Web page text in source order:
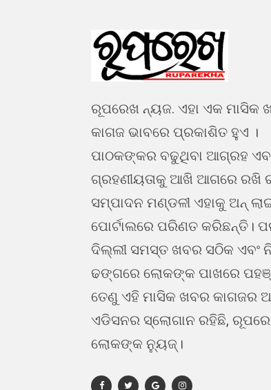
ରୂପରେଖ ନ୍ୟଜ. ଏହା ଏକ ମାସିକ
କାଗଜ ଭାବରେ ପ୍ରକାଶିତ ହୁଏ ।
ପାଠକଙ୍କର ବଢୁଥିବା ଆଗ୍ରହ
ଗ୍ରହଣୀୟତାକୁ ଆଖି ଆଗରେ ରଖି
ସମ୍ପାଦନ ମଣ୍ଡଳୀ ଏହାକୁ ଅନ୍
ପୋର୍ଟାଲରେ ପରିଣତ କରିଛନ୍ତି।
ଦିଲ୍ଲୀ ସମସ୍ତ ଖବର ସଠିକ ଏବଂ
ଢଙ୍ଗରେ ଲୋକଙ୍କ ପାଖରେ
ତେଣୁ ଏହି ମାସିକ ଖବର କାଗଜର
ଏଡିସନର ସ୍ଲୋଗାନ ରହିଛି,
ଲୋକଙ୍କ ନ୍ୟୁଜ୍।